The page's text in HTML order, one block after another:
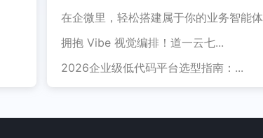
在企微里，轻松搭建属于你的业务智能体
拥抱 Vibe 视觉编排！道一云七...
2026企业级低代码平台选型指南：...